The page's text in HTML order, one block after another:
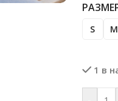
S M
1 в